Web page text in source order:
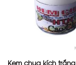
Kem chua kích trắng